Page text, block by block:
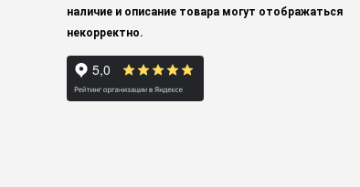
наличие и описание товара могут отображаться
некорректно.